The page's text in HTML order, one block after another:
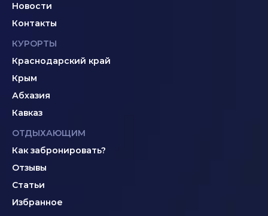
Новости
Контакты
КУРОРТЫ
Краснодарский край
Крым
Абхазия
Кавказ
ОТДЫХАЮЩИМ
Как забронировать?
Отзывы
Статьи
Избранное